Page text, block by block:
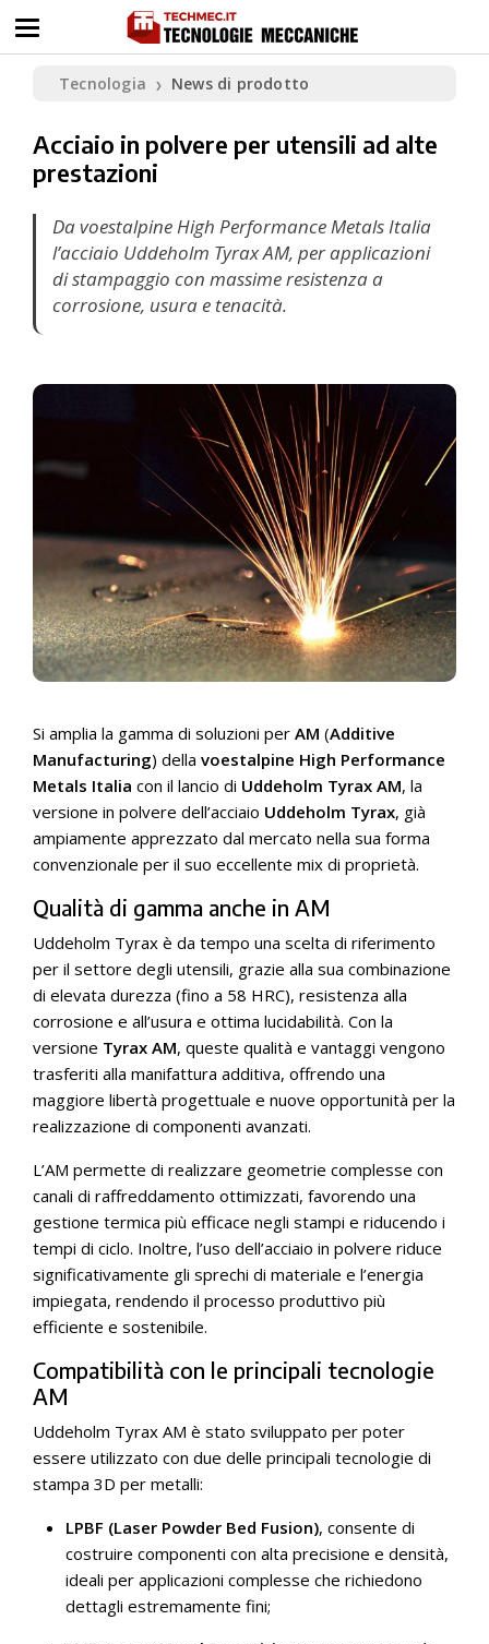
Tecnologia ❯ News di prodotto
Acciaio in polvere per utensili ad alte
prestazioni
Da voestalpine High Performance Metals Italia
l’acciaio Uddeholm Tyrax AM, per applicazioni
di stampaggio con massime resistenza a
corrosione, usura e tenacità.
Si amplia la gamma di soluzioni per AM (Additive
Manufacturing) della voestalpine High Performance
Metals Italia con il lancio di Uddeholm Tyrax AM, la
versione in polvere dell’acciaio Uddeholm Tyrax, già
ampiamente apprezzato dal mercato nella sua forma
convenzionale per il suo eccellente mix di proprietà.
Qualità di gamma anche in AM
Uddeholm Tyrax è da tempo una scelta di riferimento
per il settore degli utensili, grazie alla sua combinazione
di elevata durezza (fino a 58 HRC), resistenza alla
corrosione e all’usura e ottima lucidabilità. Con la
versione Tyrax AM, queste qualità e vantaggi vengono
trasferiti alla manifattura additiva, offrendo una
maggiore libertà progettuale e nuove opportunità per la
realizzazione di componenti avanzati.
L’AM permette di realizzare geometrie complesse con
canali di raffreddamento ottimizzati, favorendo una
gestione termica più efficace negli stampi e riducendo i
tempi di ciclo. Inoltre, l’uso dell’acciaio in polvere riduce
significativamente gli sprechi di materiale e l’energia
impiegata, rendendo il processo produttivo più
efficiente e sostenibile.
Compatibilità con le principali tecnologie
AM
Uddeholm Tyrax AM è stato sviluppato per poter
essere utilizzato con due delle principali tecnologie di
stampa 3D per metalli:
LPBF (Laser Powder Bed Fusion), consente di
costruire componenti con alta precisione e densità,
ideali per applicazioni complesse che richiedono
dettagli estremamente fini;